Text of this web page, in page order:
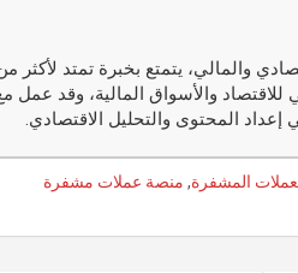
r
n
er
والأسواق المالية، وقد عمل
المحتوى والتحليل الاقتصادي.
المشفرة, منصة عملات مشفرة